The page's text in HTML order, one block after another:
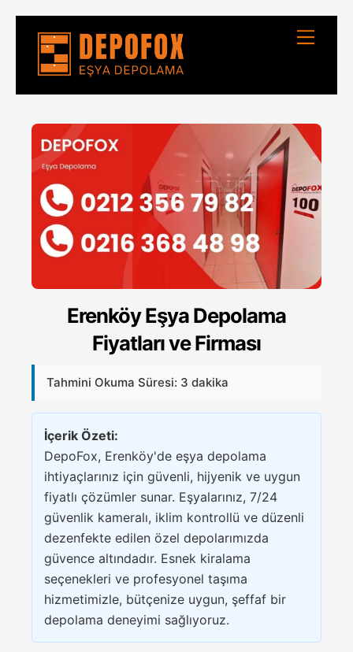
content
Menu
Erenköy Eşya Depolama
Fiyatları ve Firması
Tahmini Okuma Süresi: 3 dakika
İçerik Özeti:
DepoFox, Erenköy'de eşya depolama
ihtiyaçlarınız için güvenli, hijyenik ve uygun
fiyatlı çözümler sunar. Eşyalarınız, 7/24
güvenlik kameralı, iklim kontrollü ve düzenli
dezenfekte edilen özel depolarımızda
güvence altındadır. Esnek kiralama
seçenekleri ve profesyonel taşıma
hizmetimizle, bütçenize uygun, şeffaf bir
depolama deneyimi sağlıyoruz.